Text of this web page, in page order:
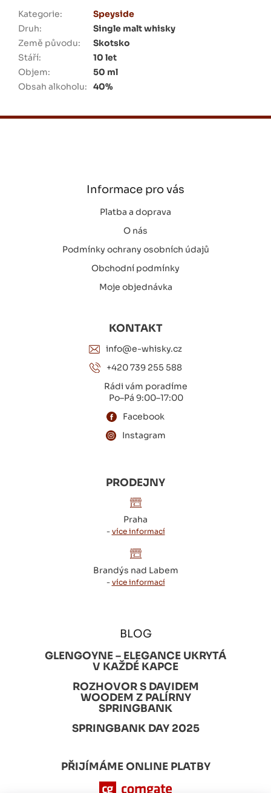
Kategorie:
Speyside
Druh:
Single malt whisky
Země původu:
Skotsko
Stáří:
10 let
Objem:
50 ml
Obsah alkoholu: 40%
Z
Informace pro vás
Platba a doprava
O nás
Podmínky ochrany osobních údajů
Obchodní podmínky
Moje objednávka
KONTAKT
info@e-whisky.cz
+420 739 255 588
Rádi vám poradíme
Po–Pá 9:00–17:00
Facebook
Instagram
PRODEJNY
Praha
- více informací
Brandýs nad Labem
- více informací
BLOG
GLENGOYNE – ELEGANCE UKRYTÁ
V KAŽDÉ KAPCE
ROZHOVOR S DAVIDEM
WOODEM Z PALÍRNY
SPRINGBANK
SPRINGBANK DAY 2025
PŘIJÍMÁME ONLINE PLATBY